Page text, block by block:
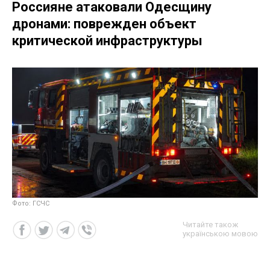
Россияне атаковали Одесщину
дронами: поврежден объект
критической инфраструктуры
Фото: ГСЧС
Читайте також
українською мовою